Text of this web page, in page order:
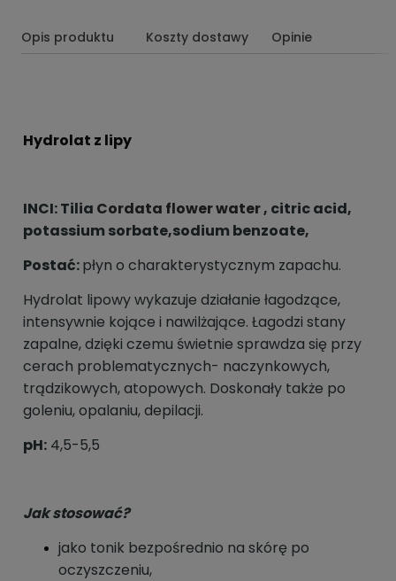
Opis produktu Koszty dostawy Opinie
Hydrolat z lipy
INCI: Tilia Cordata flower water, citric acid,
potassium sorbate,sodium benzoate,
Postać:płyn o charakterystycznym zapachu.
Hydrolat lipowy wykazuje działanie łagodzące,
intensywnie kojące i nawilżające. Łagodzi stany
zapalne, dzięki czemu świetnie sprawdza się przy
cerach problematycznych- naczynkowych,
trądzikowych, atopowych. Doskonały także po
goleniu, opalaniu, depilacji.
pH: 4,5-5,5
Jak stosować?
jako tonik bezpośrednio na skórę po
oczyszczeniu,